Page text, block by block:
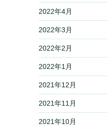
2022年4月
2022年3月
2022年2月
2022年1月
2021年12月
2021年11月
2021年10月